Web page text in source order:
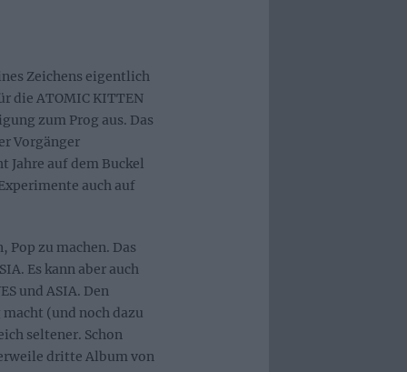
Zeichens eigentlich
die ATOMIC KITTEN
zum Prog aus. Das
Vorgänger
Jahre auf dem Buckel
auch auf
zu machen. Das
Es kann aber auch
und ASIA. Den
(und noch dazu
seltener. Schon
dritte Album von